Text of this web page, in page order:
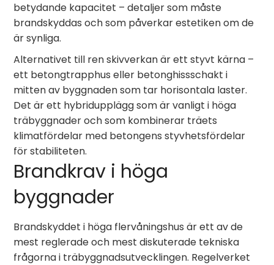
betydande kapacitet – detaljer som måste
brandskyddas och som påverkar estetiken om de
är synliga.
Alternativet till ren skivverkan är ett styvt kärna –
ett betongtrapphus eller betonghiss­schakt i
mitten av byggnaden som tar horisontala laster.
Det är ett hybridupplägg som är vanligt i höga
träbyggnader och som kombinerar träets
klimatfördelar med betongens styvhetsfördelar
för stabiliteten.
Brandkrav i höga
byggnader
Brandskyddet i höga flervåningshus är ett av de
mest reglerade och mest diskuterade tekniska
frågorna i träbyggnadsutvecklingen. Regelverket